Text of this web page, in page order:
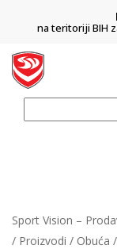
na teritoriji BIH
Sport Vision –
Proizvodi
Obuća